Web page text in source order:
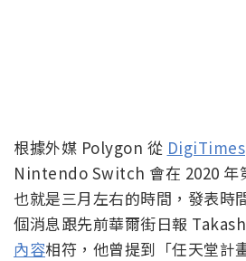
根據外媒 Polygon 從 DigiTimes
Nintendo Switch 會在 2020 年
也就是三月左右的時間，發表時
個消息跟先前華爾街日報
內容相符，他曾提到「任天堂計